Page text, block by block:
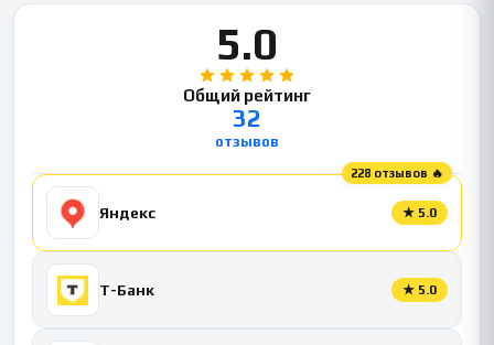
5.0
Общий рейтинг
32
отзывов
228 отзывов 🔥
Яндекс ★ 5.0
Т-Банк ★ 5.0